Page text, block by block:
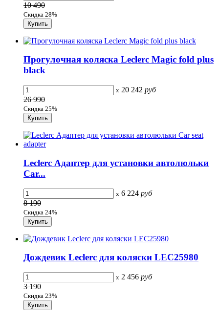
10 490
Скидка 28%
Прогулочная коляска Leclerc Magic fold plus
black
x 20 242 руб
26 990
Скидка 25%
Leclerc Адаптер для установки автолюльки
Сar...
x 6 224 руб
8 190
Скидка 24%
Дождевик Leclerc для коляски LEC25980
x 2 456 руб
3 190
Скидка 23%